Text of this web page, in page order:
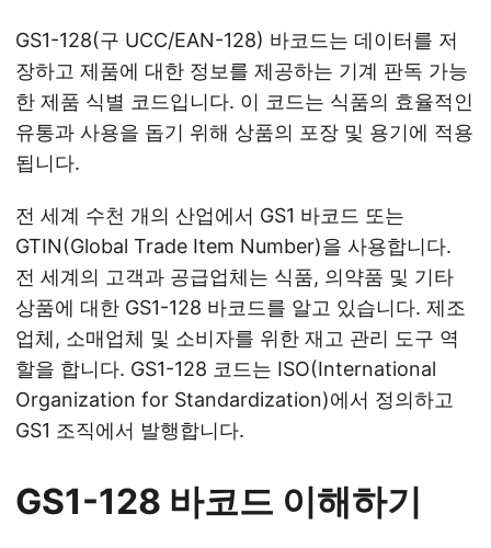
GS1-128(구 UCC/EAN-128) 바코드는 데이터를 저
장하고 제품에 대한 정보를 제공하는 기계 판독 가능
한 제품 식별 코드입니다. 이 코드는 식품의 효율적인
유통과 사용을 돕기 위해 상품의 포장 및 용기에 적용
됩니다.
전 세계 수천 개의 산업에서 GS1 바코드 또는
GTIN(Global Trade Item Number)을 사용합니다.
전 세계의 고객과 공급업체는 식품, 의약품 및 기타
상품에 대한 GS1-128 바코드를 알고 있습니다. 제조
업체, 소매업체 및 소비자를 위한 재고 관리 도구 역
할을 합니다. GS1-128 코드는 ISO(International
Organization for Standardization)에서 정의하고
GS1 조직에서 발행합니다.
GS1-128 바코드 이해하기